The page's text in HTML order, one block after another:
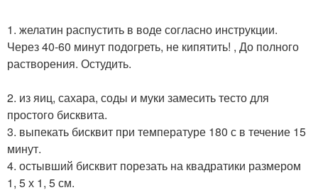
1. желатин распустить в воде согласно инструкции.
Через 40-60 минут подогреть, не кипятить! , До полного
растворения. Остудить.
2. из яиц, сахара, соды и муки замесить тесто для
простого бисквита.
3. выпекать бисквит при температуре 180 с в течение 15
минут.
4. остывший бисквит порезать на квадратики размером
1, 5 х 1, 5 см.